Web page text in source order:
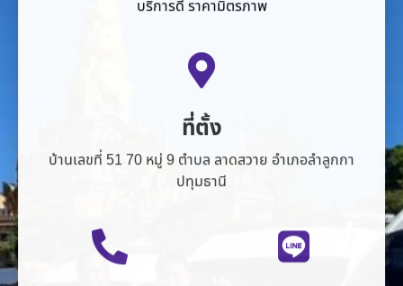
ที่ตั้ง
บ้านเลขที่ 51 70 หมู่ 9 ตำบล ลาดสวาย อำเภอลำลูกกา
ปทุมธานี